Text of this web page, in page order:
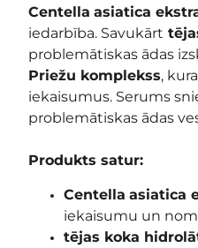
Centella asiatica
iedarbība. Savukārt
problemātiskas ādas
Priežu komplekss,
iekaisumus. Serums
problemātiskas ādas
Produkts satur:
Centella asiatica
iekaisumu un
tējas koka